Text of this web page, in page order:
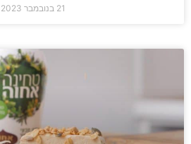
21 בנובמבר 2023